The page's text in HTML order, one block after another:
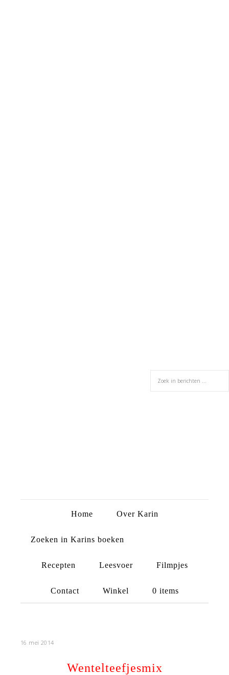
Home Over Karin
Zoeken in Karins boeken
Recepten Leesvoer Filmpjes
Contact Winkel 0 items
16 mei 2014
Wentelteefjesmix